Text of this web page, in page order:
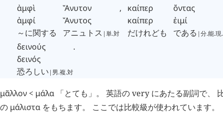
ἀμφὶ
ἀμφί
～に関する
Ἄνυτον
Ἄνυτος
アニュトス |単.対
,
καίπερ
καίπερ
だけれども
ὄντας
ἐιμί
である |分.能.現
δεινούς
δεινός
恐ろしい |男.複.対
.
μᾶλλον < μάλα 「とても」。 英語の very にあたる副詞で、
の μάλιστα をもちます。 ここでは比較級が使われています。